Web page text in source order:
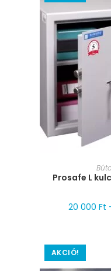
MÉRET
Prosafe L
20 000Ft
AKCIÓ!